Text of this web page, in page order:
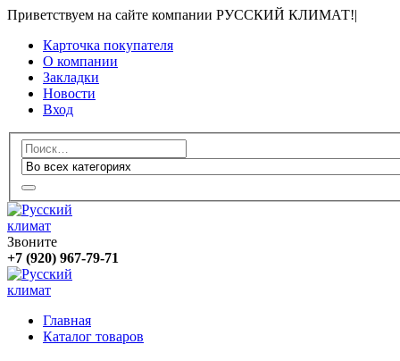
Приветствуем на сайте компании РУССКИЙ КЛИМАТ!|
Карточка покупателя
О компании
Закладки
Новости
Вход
Звоните
+7 (920) 967-79-71
Главная
Каталог товаров